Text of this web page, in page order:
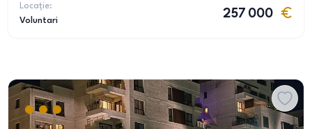
Locație:
Voluntari
257 000